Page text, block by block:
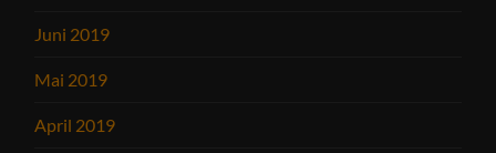
Juni 2019
Mai 2019
April 2019